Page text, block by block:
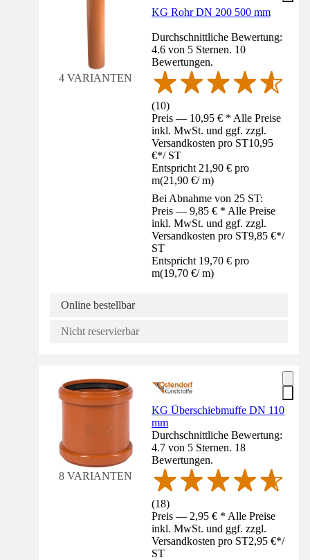
4 VARIANTEN
KG Rohr DN 200 500 mm
Durchschnittliche Bewertung:
4.6 von 5 Sternen. 10
Bewertungen.
(10)
Preis — 10,95 € * Alle Preise
inkl. MwSt. und ggf. zzgl.
Versandkosten pro ST10,95
€*/ ST
Entspricht 21,90 € pro
m(21,90 €/ m)
Bei Abnahme von 25 ST:
Preis — 9,85 € * Alle Preise
inkl. MwSt. und ggf. zzgl.
Versandkosten pro ST9,85 €*/
ST
Entspricht 19,70 € pro
m(19,70 €/ m)
Online bestellbar
Nicht reservierbar
8 VARIANTEN
KG Überschiebmuffe DN 110
mm
Durchschnittliche Bewertung:
4.7 von 5 Sternen. 18
Bewertungen.
(18)
Preis — 2,95 € * Alle Preise
inkl. MwSt. und ggf. zzgl.
Versandkosten pro ST2,95 €*/
ST